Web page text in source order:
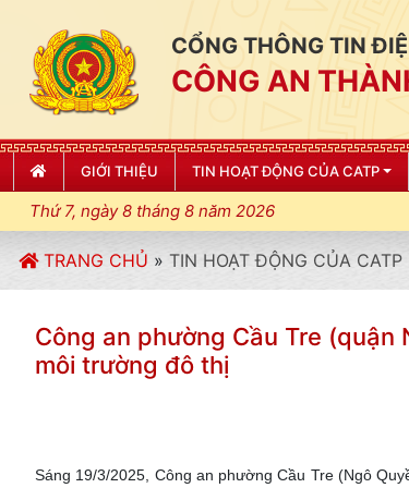
CỔNG THÔNG TIN
CÔNG AN
GIỚI THIỆU TIN HOẠT ĐỘNG CỦA CATP
Thứ 7, ngày 8 tháng 8 năm 2026
TRANG CHỦ » TIN HOẠT ĐỘNG CỦA CATP
Công an phường Cầu Tre (quận
môi trường đô thị
Sáng 19/3/2025, Công an phường Cầu Tre (Ngô